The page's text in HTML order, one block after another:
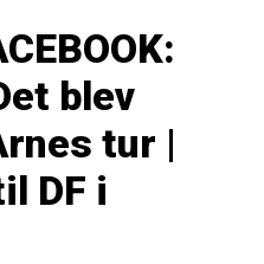
blev
tur |
DF i